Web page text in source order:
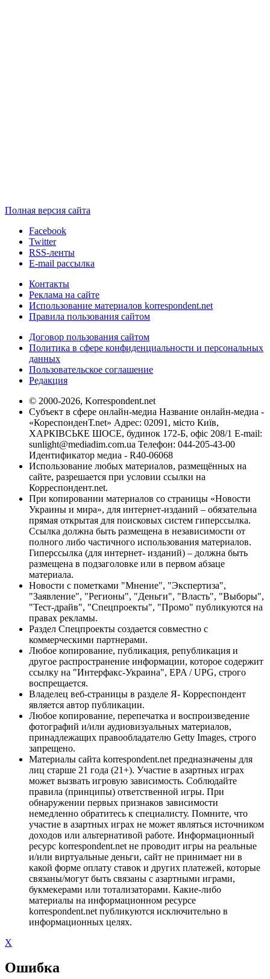
Полная версия сайта
Facebook
Twitter
RSS-ленты
E-mail рассылка
Контакты
Реклама на сайте
Использование материалов korrespondent.net
Правила пользования сайтом
Договор пользования сайтом
Политика в сфере конфиденциальности и персональных
данных
Пользовательское соглашение
Редакция
© 2000-2026, Korrespondent.net
Субъект в сфере онлайн-медиа Название онлайн-медиа -
«КореспонденТ.net» Адрес: 02091, місто Київ,
ХАРКІВСЬКЕ ШОСЕ, будинок 172-Б, офіс 208/1 E-mail:
sunlight@mediadim.com.ua Телефон: 044-205-43-00
Идентификатор медиа - R40-06068
Использование любых материалов, размещённых на
сайте, разрешается при условии ссылки на
Корреспондент.net.
При копировании материалов со страницы «Новости
Украины и мира», для интернет-изданий – обязательна
прямая открытая для поисковых систем гиперссылка.
Ссылка должна быть размещена в независимости от
полного либо частичного использования материалов.
Гиперссылка (для интернет- изданий) – должна быть
размещена в подзаголовке или в первом абзаце
материала.
Новости с пометками "Мнение", "Экспертиза",
"Заявление", "Регионы", "Деньги", "Власть", "Выборы",
"Тест-драйв", "Спецпроекты", "Промо" публикуются на
правах рекламы.
Раздел Спецпроекты создается совместно с
коммерческими партнерами.
Любое копирование, публикация, републикация и
другое распространение информации, которое содержит
ссылку на "Интерфакс-Украина", EPA / UPG, строго
воспрещается.
Владелец веб-страницы в разделе Я- Корреспондент
является автор публикации.
Любое копирование, перепечатка и воспроизведение
фотографий и/или аудиовизуальных материалов,
принадлежащих правообладателю Getty Images, строго
запрещено.
Материалы сайта korrespondent.net предназначены для
лиц старше 21 года (21+). Участие в азартных играх
может вызвать игровую зависимость. Соблюдайте
правила (принципы) ответственной игры. При
обнаружении первых признаков зависимости
немедленно обратитесь к специалисту. Помните, что
участие в азартных играх не может являться источником
доходов или альтернативой работе. Информационный
ресурс korrespondent.net не проводит игры на реальные
и/или виртуальные деньги, сайт не принимает ни в
какой форме оплату ставок и других платежей, которые
связаны/могут быть связаны с азартными играми,
букмекерами или тотализаторами. Какие-либо
материалы на информационном ресурсе
korrespondent.net публикуются исключительно в
информационных целях.
X
Ошибка